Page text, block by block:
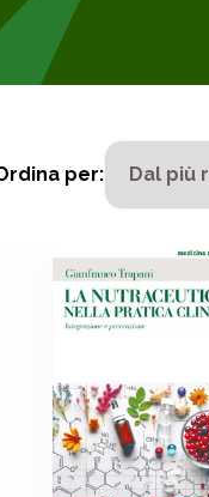
per: